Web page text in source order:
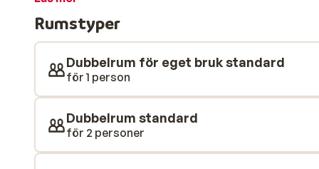
sol och sand och så klart ett dopp i havet. Mat &
hotellets höjdpunkt, både bildligt och bokstavligt.
bubblor och skåla för en utmärkt semester när solen
service, shopping och uteliv nära hotellet.
Rumstyper
Dubbelrum för eget bruk standard
för 1 person
Dubbelrum standard
för 2 personer